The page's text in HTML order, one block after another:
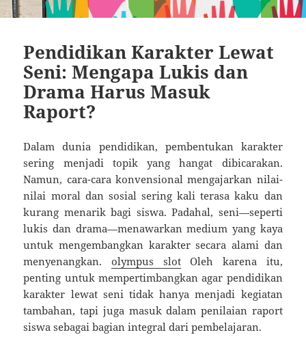
Pendidikan Karakter Lewat
Seni: Mengapa Lukis dan
Drama Harus Masuk
Raport?
Dalam dunia pendidikan, pembentukan karakter
sering menjadi topik yang hangat dibicarakan.
Namun, cara-cara konvensional mengajarkan nilai-
nilai moral dan sosial sering kali terasa kaku dan
kurang menarik bagi siswa. Padahal, seni—seperti
lukis dan drama—menawarkan medium yang kaya
untuk mengembangkan karakter secara alami dan
menyenangkan.olympus slotOleh karena itu,
penting untuk mempertimbangkan agar pendidikan
karakter lewat seni tidak hanya menjadi kegiatan
tambahan, tapi juga masuk dalam penilaian raport
siswa sebagai bagian integral dari pembelajaran.